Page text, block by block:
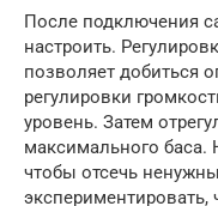
После подключения
настроить.
позволяет добиться
регулировки
уровень. Затем
максимального баса.
чтобы отсечь